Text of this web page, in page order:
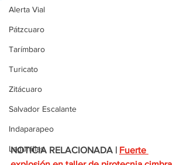
Alerta Vial
Pátzcuaro
Tarímbaro
Turicato
Zitácuaro
Salvador Escalante
Indaparapeo
Lagunillas
NOTICIA RELACIONADA | Fuerte